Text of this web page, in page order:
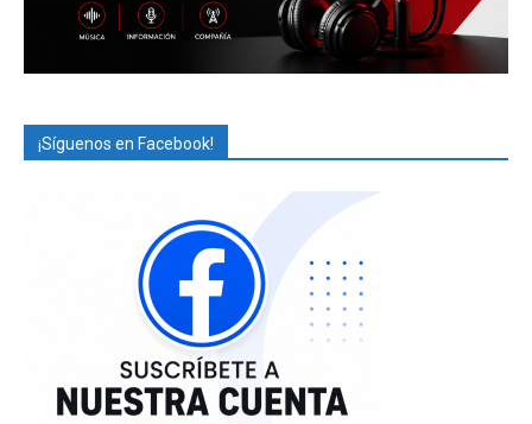
¡Síguenos en Facebook!